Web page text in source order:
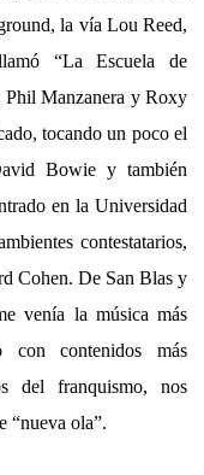
la vía Lou Reed,
“La Escuela de
Manzanera y Roxy
tocando un poco el
Bowie y también
en la Universidad
contestatarios,
Cohen. De San Blas y
venía la música más
con contenidos más
del franquismo, nos
“nueva ola”.